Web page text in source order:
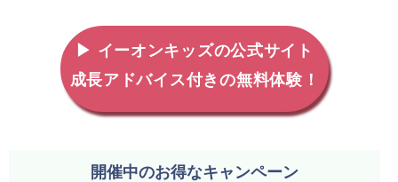
▶ イーオンキッズの公式サイト
成長アドバイス付きの無料体験！
開催中のお得なキャンペーン